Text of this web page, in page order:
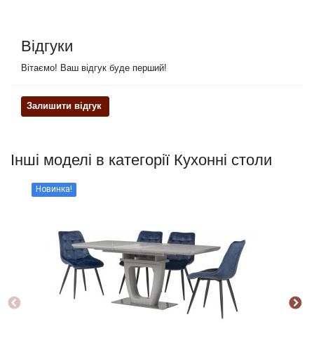
Відгуки
Вітаємо! Ваш відгук буде перший!
Залишити відгук
Інші моделі в категорії Кухонні столи
Новинка!